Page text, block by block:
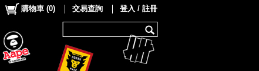
購物車 (0) 交易查詢 登入 / 註冊